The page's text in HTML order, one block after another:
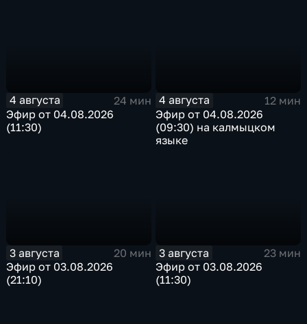
4 августа
24 мин
Эфир от 04.08.2026
(11:30)
4 августа
12 мин
Эфир от 04.08.2026
(09:30) на калмыцком
языке
3 августа
20 мин
Эфир от 03.08.2026
(21:10)
3 августа
23 мин
Эфир от 03.08.2026
(11:30)